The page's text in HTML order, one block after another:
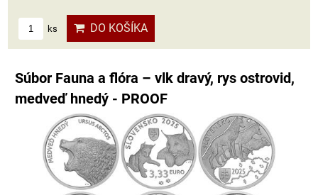
ks DO KOŠÍKA
Súbor Fauna a flóra – vlk dravý, rys ostrovid,
medveď hnedý - PROOF